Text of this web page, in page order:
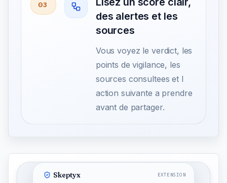
03
des alertes et les
sources
Vous voyez le verdict, les
points de vigilance, les
sources consultees et l
action suivante a prendre
avant de partager.
Skeptyx EXTENSION